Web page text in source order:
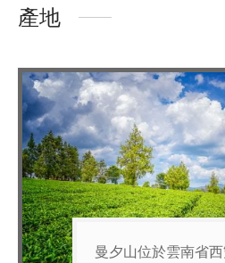
產地
曼夕山位於雲南省